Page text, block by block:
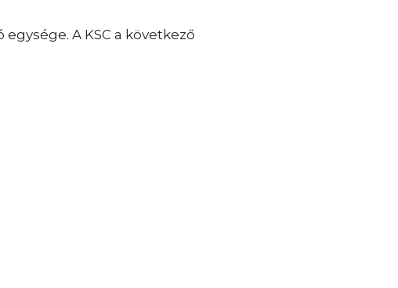
A KSC a következő